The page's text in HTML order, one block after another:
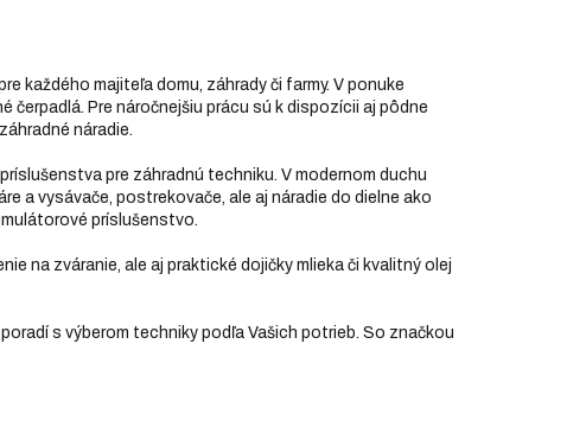
každého majiteľa domu, záhrady či farmy. V ponuke
Pre náročnejšiu prácu sú k dispozícii aj pôdne
náradie.
pre záhradnú techniku. V modernom duchu
a vysávače, postrekovače, ale aj náradie do dielne ako
príslušenstvo.
na zváranie, ale aj praktické dojičky mlieka či kvalitný olej
s výberom techniky podľa Vašich potrieb. So značkou